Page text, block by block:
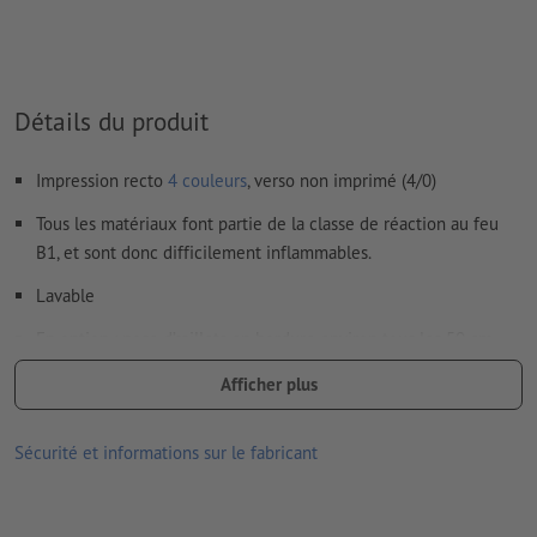
Détails du produit
Impression recto 4 couleurs, verso non imprimé (4/0)
Tous les matériaux font partie de la classe de réaction au feu
B1, et sont donc difficilement inflammables.
Lavable
pour fixation facile
Les œillets sont réalisés en tenant compte du sens de lecture
articles supplémentaires en option : Sets de fixation
Afficher plus
Sécurité et informations sur le fabricant